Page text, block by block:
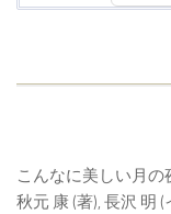
こんなに美しい月
秋元 康 (著), 長沢 明 (